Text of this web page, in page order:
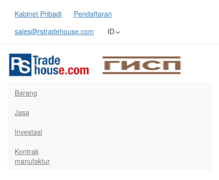
Kabinet Pribadi
Pendaftaran
sales@rstradehouse.com
ID
Barang
Jasa
Investasi
Kontrak
manufaktur